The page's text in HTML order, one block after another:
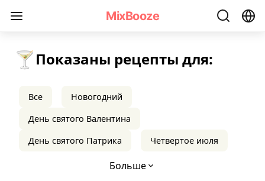
MixBooze
🍸Показаны рецепты для:
Все
Новогодний
День святого Валентина
День святого Патрика
Четвертое июля
Больше